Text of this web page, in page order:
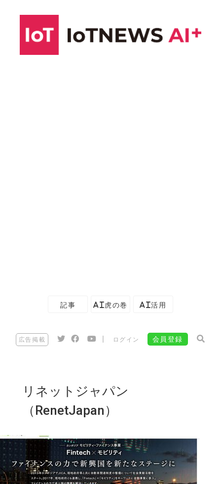
記事 AI虎の巻 AI活用
広告掲載 ログイン 会員登録
リネットジャパン
（RenetJapan）